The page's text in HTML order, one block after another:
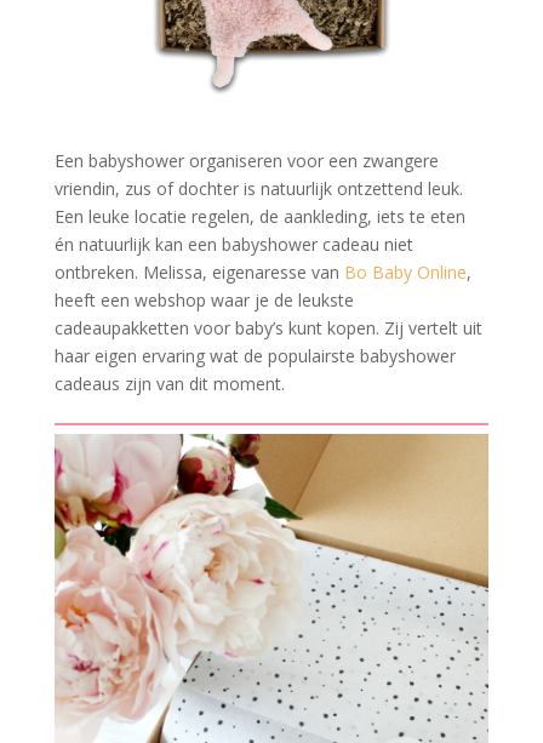
Een babyshower organiseren voor een zwangere
vriendin, zus of dochter is natuurlijk ontzettend leuk.
Een leuke locatie regelen, de aankleding, iets te eten
én natuurlijk kan een babyshower cadeau niet
ontbreken. Melissa, eigenaresse van Bo Baby Online,
heeft een webshop waar je de leukste
cadeaupakketten voor baby’s kunt kopen. Zij vertelt uit
haar eigen ervaring wat de populairste babyshower
cadeaus zijn van dit moment.